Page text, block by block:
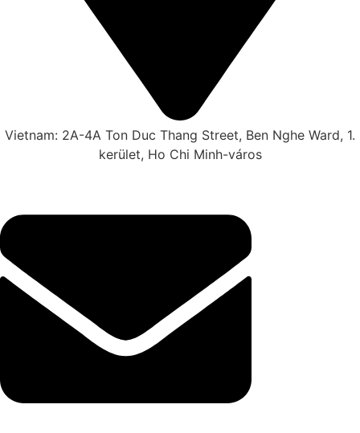
Vietnam: 2A-4A Ton Duc Thang Street, Ben Nghe Ward, 1.
kerület, Ho Chi Minh-város